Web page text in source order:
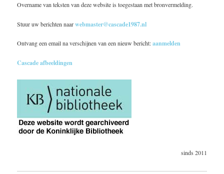
Overname van teksten van deze website is toegestaan met bronvermelding.
Stuur uw berichten naarwebmaster@cascade1987.nl
Ontvang een email na verschijnen van een nieuw bericht:aanmelden
Cascade afbeeldingen
sinds 2011